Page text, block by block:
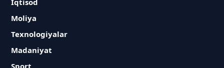
Iqtisod
Moliya
Texnologiyalar
Madaniyat
Sport